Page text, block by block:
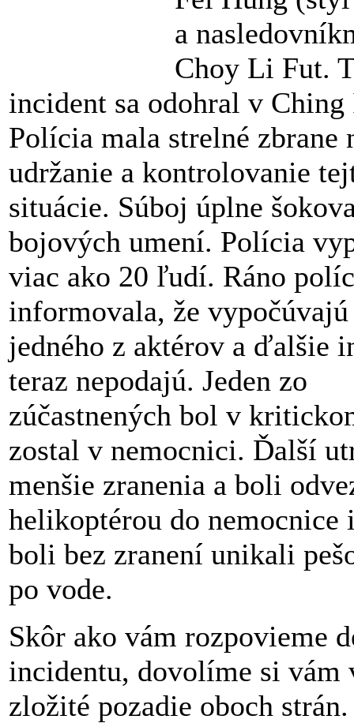
a
Choy Li Fut.
incident sa odohral v Ching
Polícia mala strelné zbrane
udržanie a kontrolovanie
situácie. Súboj úplne
bojových umení. Polícia
viac ako 20 ľudí. Ráno
informovala, že vypočúvajú
jedného z aktérov a ďalšie
teraz nepodajú. Jeden zo
zúčastnených bol v
zostal v nemocnici. Ďalší
menšie zranenia a boli
helikoptérou do nemocnice
boli bez zranení unikali
po vode.
Skôr ako vám rozpovieme
incidentu, dovolíme si
zložité pozadie oboch strán.